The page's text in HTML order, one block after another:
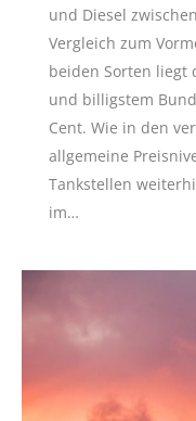
und Diesel
Vergleich zum
beiden Sorten liegt
und billigstem
Cent. Wie in den
allgemeine
Tankstellen
im…